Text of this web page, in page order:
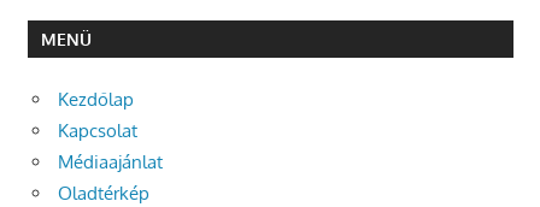
MENÜ
Kezdőlap
Kapcsolat
Médiaajánlat
Oladtérkép